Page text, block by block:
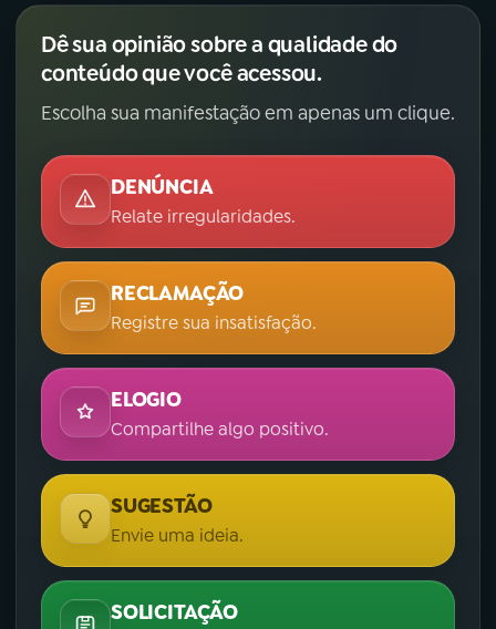
Dê sua opinião sobre a qualidade do
conteúdo que você acessou.
Escolha sua manifestação em apenas um clique.
DENÚNCIA
Relate irregularidades.
RECLAMAÇÃO
Registre sua insatisfação.
ELOGIO
Compartilhe algo positivo.
SUGESTÃO
Envie uma ideia.
SOLICITAÇÃO